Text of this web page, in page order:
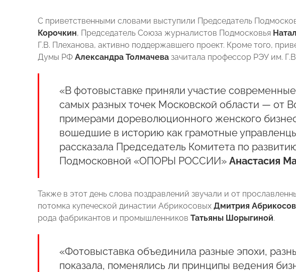
С приветственными словами выступили Председатель
Корочкин, Председатель Союза журналистов Подмосковья
Г.В. Плеханова, активно поддержавшего проект. Кроме того,
Думы РФ Александра Толмачева зачитала профессор РЭУ им.
«В фотовыставке приняли участие
самых разных точек Московской области — от
примерами дореволюционного женского
вошедшие в историю как грамотные
рассказала Председатель Комитета по
Подмосковной «ОПОРЫ РОССИИ» Анастасия
Также в этот день слова поздравлений звучали и от
потомка купеческой династии Абрикосовых Дмитрия
рода фабрикантов и промышленников Татьяны Шорыгиной.
«Фотовыставка объединила разные эпохи,
показала, поменялись ли принципы ведения